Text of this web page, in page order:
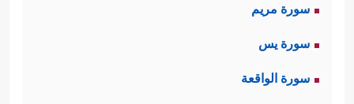
سورة مريم
سورة يس
سورة الواقعة